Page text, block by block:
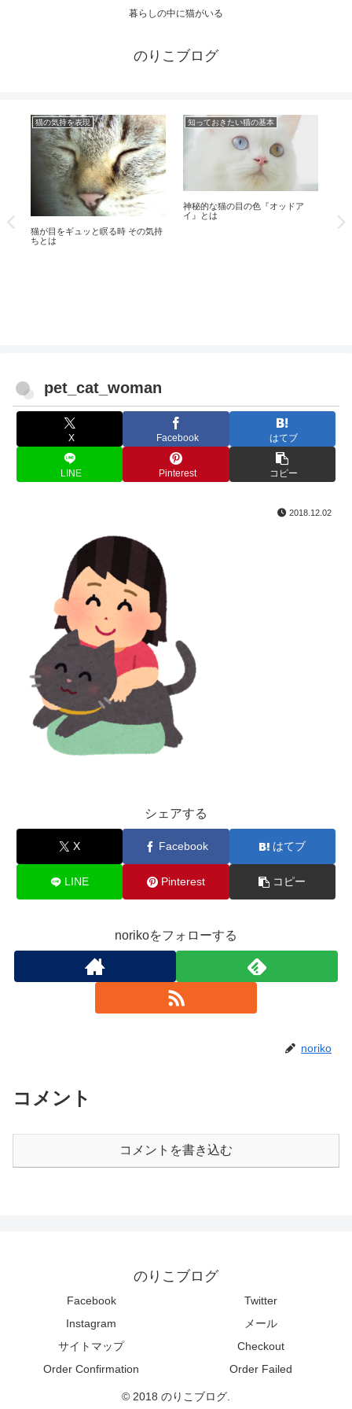
暮らしの中に猫がいる
のりこブログ
猫の気持を表現
猫が目をギュッと瞑る時 その気持
ちとは
知っておきたい猫の基本
神秘的な猫の目の色『オッドア
イ』とは
家
人
pet_cat_woman
X Facebook はてブ
LINE Pinterest コピー
2018.12.02
シェアする
X Facebook はてブ
LINE Pinterest コピー
norikoをフォローする
noriko
コメント
コメントを書き込む
のりこブログ
Facebook
Twitter
Instagram
メール
サイトマップ
Checkout
Order Confirmation
Order Failed
© 2018 のりこブログ.